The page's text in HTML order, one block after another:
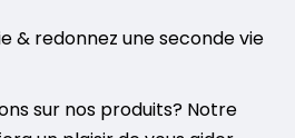
& redonnez une seconde vie
sur nos produits? Notre